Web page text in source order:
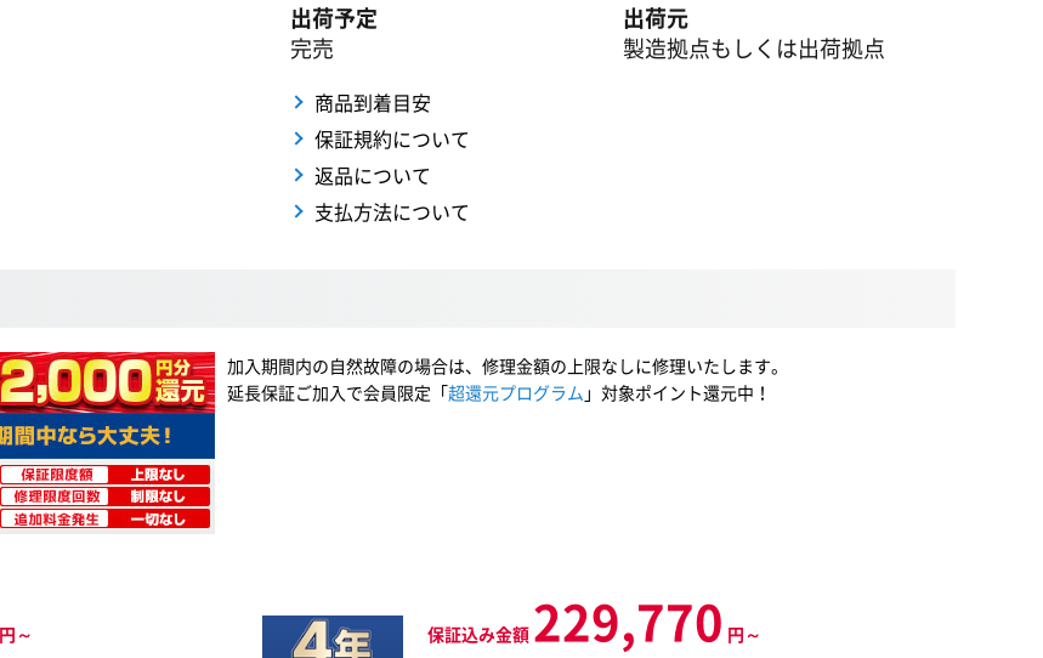
出荷予定
完売
出荷元
製造拠点もしくは出荷拠点
商品到着目安
保証規約について
返品について
支払方法について
加入期間内の自然故障の場合は、修理金額の上限なしに修理いたします。
延長保証ご加入で会員限定「超還元プログラム 」対象ポイント還元中！
円～ 保証込み金額 229,770 円～